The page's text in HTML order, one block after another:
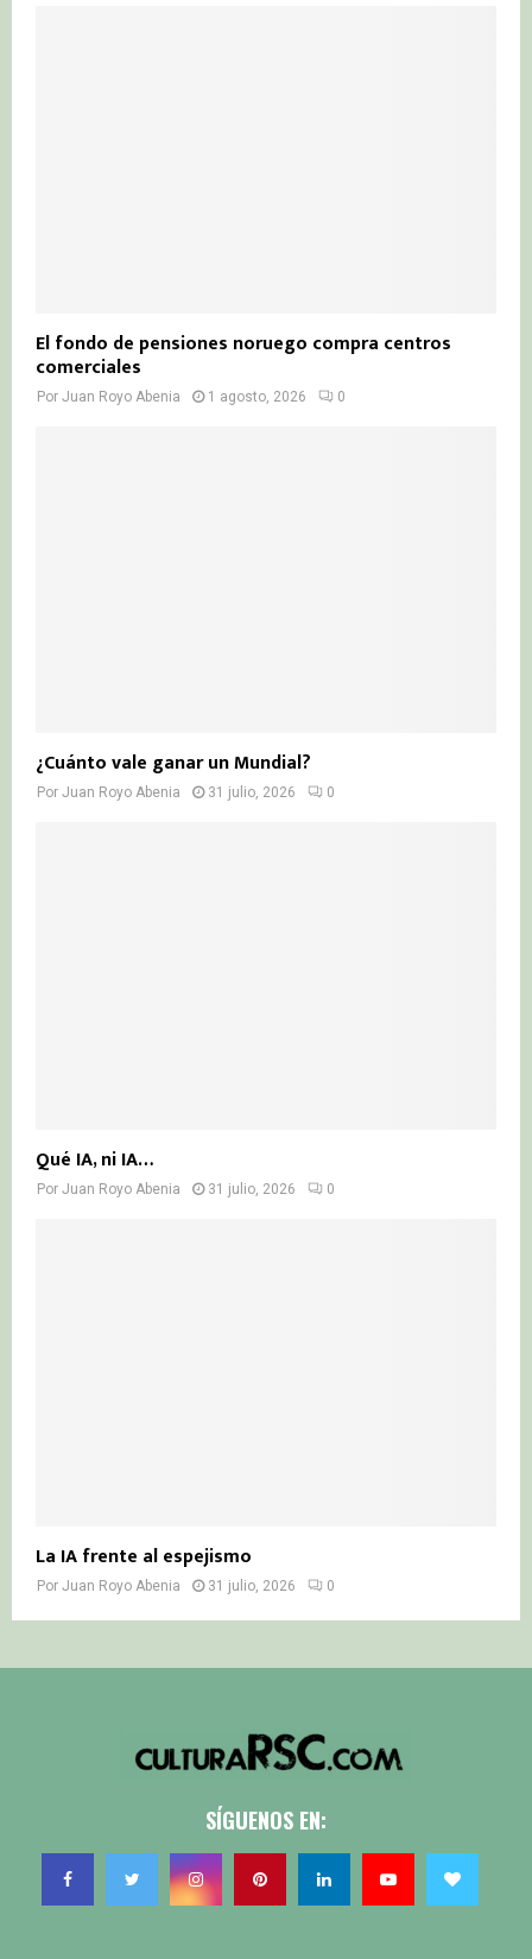
El fondo de pensiones noruego compra centros
comerciales
Por Juan Royo Abenia 1 agosto, 2026 0
¿Cuánto vale ganar un Mundial?
Por Juan Royo Abenia 31 julio, 2026 0
Qué IA, ni IA…
Por Juan Royo Abenia 31 julio, 2026 0
La IA frente al espejismo
Por Juan Royo Abenia 31 julio, 2026 0
SÍGUENOS EN: